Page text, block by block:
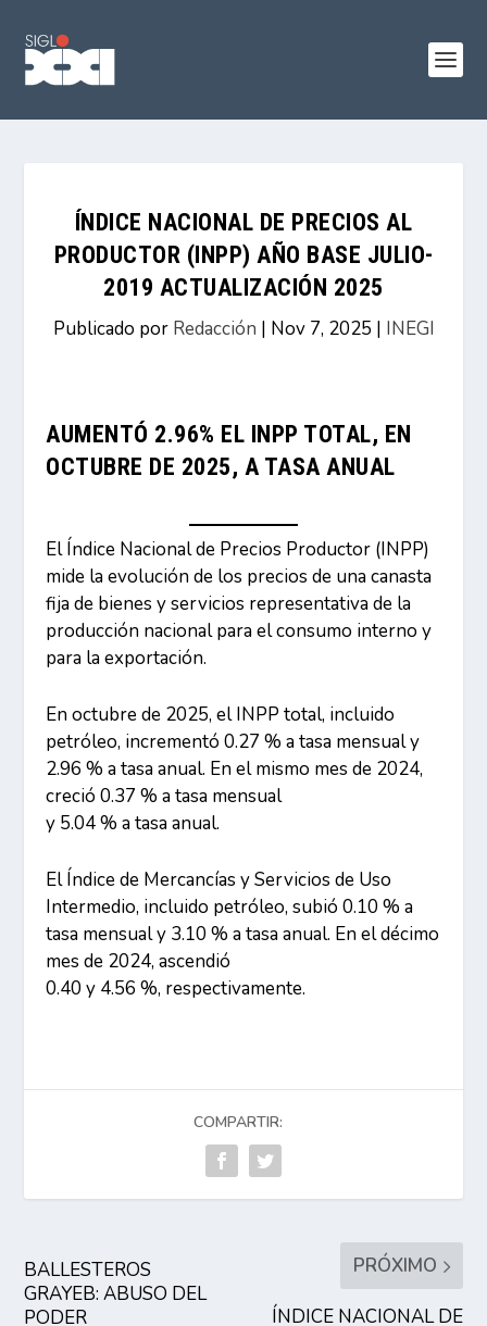
ÍNDICE NACIONAL DE PRECIOS AL
PRODUCTOR (INPP) AÑO BASE JULIO-
2019 ACTUALIZACIÓN 2025
Publicado por Redacción | Nov 7, 2025 | INEGI
AUMENTÓ 2.96% EL INPP TOTAL, EN
OCTUBRE DE 2025, A TASA ANUAL
El Índice Nacional de Precios Productor (INPP)
mide la evolución de los precios de una canasta
fija de bienes y servicios representativa de la
producción nacional para el consumo interno y
para la exportación.
En octubre de 2025, el INPP total, incluido
petróleo, incrementó 0.27 % a tasa mensual y
2.96 % a tasa anual. En el mismo mes de 2024,
creció 0.37 % a tasa mensual
y 5.04 % a tasa anual.
El Índice de Mercancías y Servicios de Uso
Intermedio, incluido petróleo, subió 0.10 % a
tasa mensual y 3.10 % a tasa anual. En el décimo
mes de 2024, ascendió
0.40 y 4.56 %, respectivamente.
COMPARTIR:
BALLESTEROS
GRAYEB: ABUSO DEL
PODER
PRÓXIMO
ÍNDICE NACIONAL DE